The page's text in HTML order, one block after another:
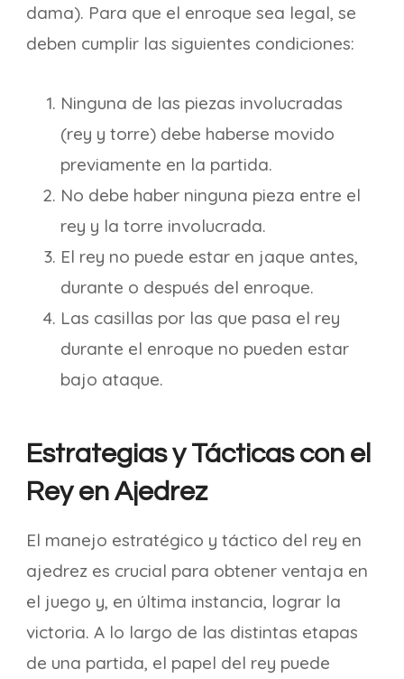
dama). Para que el enroque sea legal, se
deben cumplir las siguientes condiciones:
Ninguna de las piezas involucradas
(rey y torre) debe haberse movido
previamente en la partida.
No debe haber ninguna pieza entre el
rey y la torre involucrada.
El rey no puede estar en jaque antes,
durante o después del enroque.
Las casillas por las que pasa el rey
durante el enroque no pueden estar
bajo ataque.
Estrategias y Tácticas con el
Rey en Ajedrez
El manejo estratégico y táctico del rey en
ajedrez es crucial para obtener ventaja en
el juego y, en última instancia, lograr la
victoria. A lo largo de las distintas etapas
de una partida, el papel del rey puede